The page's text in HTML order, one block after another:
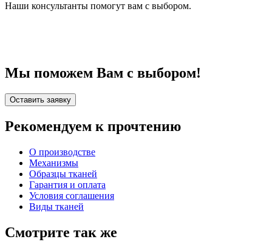
Наши консультанты помогут вам с выбором.
Мы поможем Вам с выбором!
Оставить заявку
Рекомендуем к прочтению
О производстве
Механизмы
Образцы тканей
Гарантия и оплата
Условия соглашения
Виды тканей
Смотрите так же